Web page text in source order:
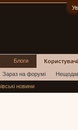
Блоги Користувачі
Зараз на форумі
новини